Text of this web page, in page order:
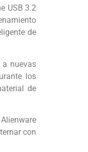
USB 3.2
de
a nuevas
los
de
con